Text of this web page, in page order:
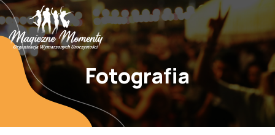
Fotografia